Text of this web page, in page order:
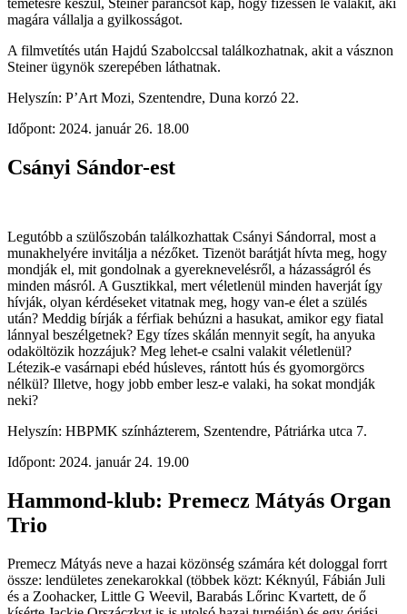
temetésre készül, Steiner parancsot kap, hogy fizessen le valakit, aki
magára vállalja a gyilkosságot.
A filmvetítés után Hajdú Szabolccsal találkozhatnak, akit a vásznon
Steiner ügynök szerepében láthatnak.
Helyszín: P’Art Mozi, Szentendre, Duna korzó 22.
Időpont: 2024. január 26. 18.00
Csányi Sándor-est
Legutóbb a szülőszobán találkozhattak Csányi Sándorral, most a
munakhelyére invitálja a nézőket. Tizenöt barátját hívta meg, hogy
mondják el, mit gondolnak a gyereknevelésről, a házasságról és
minden másról. A Gusztikkal, mert véletlenül minden haverját így
hívják, olyan kérdéseket vitatnak meg, hogy van-e élet a szülés
után? Meddig bírják a férfiak behúzni a hasukat, amikor egy fiatal
lánnyal beszélgetnek? Egy tízes skálán mennyit segít, ha anyuka
odaköltözik hozzájuk? Meg lehet-e csalni valakit véletlenül?
Létezik-e vasárnapi ebéd húsleves, rántott hús és gyomorgörcs
nélkül? Illetve, hogy jobb ember lesz-e valaki, ha sokat mondják
neki?
Helyszín: HBPMK színházterem, Szentendre, Pátriárka utca 7.
Időpont: 2024. január 24. 19.00
Hammond-klub: Premecz Mátyás Organ
Trio
Premecz Mátyás neve a hazai közönség számára két dologgal forrt
össze: lendületes zenekarokkal (többek közt: Kéknyúl, Fábián Juli
és a Zoohacker, Little G Weevil, Barabás Lőrinc Kvartett, de ő